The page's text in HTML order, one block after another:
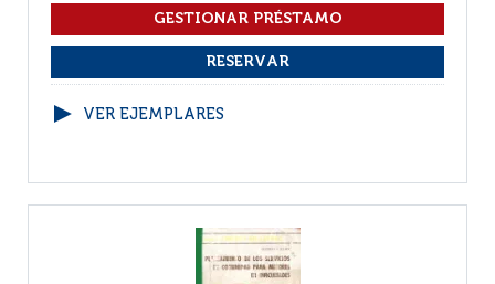
VER EJEMPLARES